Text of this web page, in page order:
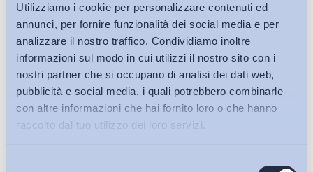
Utilizziamo i cookie per personalizzare contenuti ed
annunci, per fornire funzionalità dei social media e per
analizzare il nostro traffico. Condividiamo inoltre
informazioni sul modo in cui utilizzi il nostro sito con i
nostri partner che si occupano di analisi dei dati web,
pubblicità e social media, i quali potrebbero combinarle
con altre informazioni che hai fornito loro o che hanno
raccolto dal tuo utilizzo dei loro servizi.